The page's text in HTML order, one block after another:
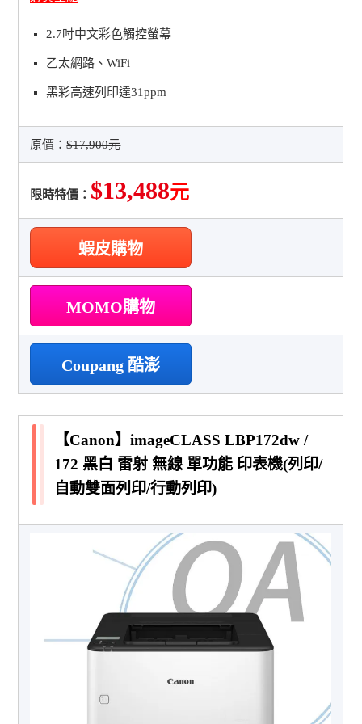
2.7吋中文彩色觸控螢幕
乙太網路、WiFi
黑彩高速列印達31ppm
原價：$17,900元
限時特價： $13,488元
蝦皮購物
MOMO購物
Coupang 酷澎
【Canon】imageCLASS LBP172dw /
172 黑白 雷射 無線 單功能 印表機(列印/
自動雙面列印/行動列印)